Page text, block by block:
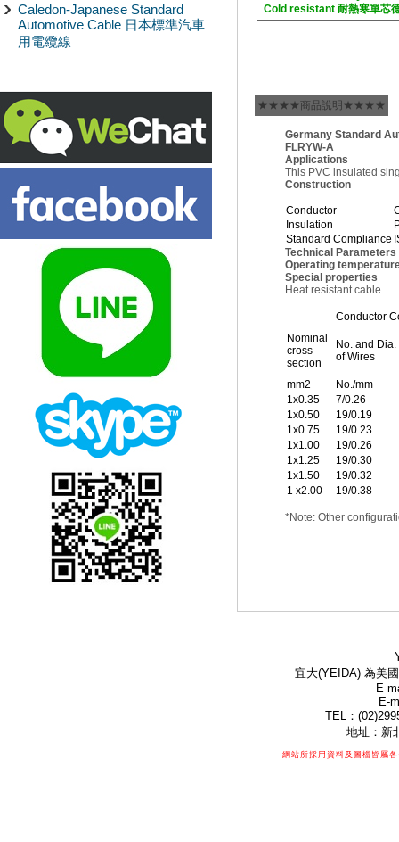
Caledon-Japanese Standard
Automotive Cable 日本標準汽車
用電纜線
Cold resistant 耐熱寒單芯
★★★★商品說明★★★★
Germany Standard
FLRYW-A
Applications
This PVC insulated
Construction
Conductor
Insulation
Standard Compliance
Technical Parameters
Operating
Special properties
Heat resistant cable
Conductor
Nominal
cross-
section
No. and Dia.
of Wires
mm2
No./mm
1x0.35
7/0.26
1x0.50
19/0.19
1x0.75
19/0.23
1x1.00
19/0.26
1x1.25
19/0.30
1x1.50
19/0.32
1 x2.00
19/0.38
*Note: Other
宜大(YEIDA) 為美
E-
E-
TEL：
地址：新
網站所採用資料及圖檔皆屬